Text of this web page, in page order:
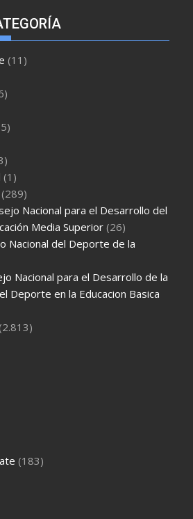
(11)
(1)
(289)
Nacional para el Desarrollo del
Media Superior (26)
Nacional del Deporte de la
Nacional para el Desarrollo de la
Deporte en la Educacion Basica
(183)